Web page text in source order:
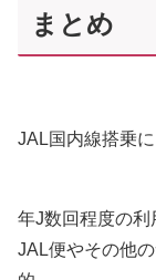
まとめ
JAL国内線搭乗
年J数回程度の利
JAL便やその他